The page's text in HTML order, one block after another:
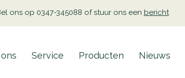
ons op 0347-345088 of stuur ons een bericht
Service Producten Nieuws